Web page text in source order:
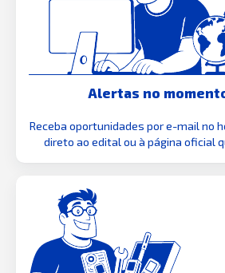
Alertas no
Receba oportunidades por e-mail no
direto ao edital ou à página oficial